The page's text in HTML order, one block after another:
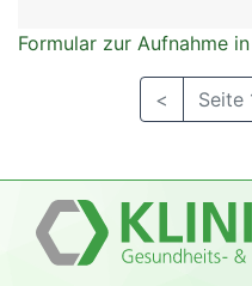
Formular zur Aufnahme
< Seite